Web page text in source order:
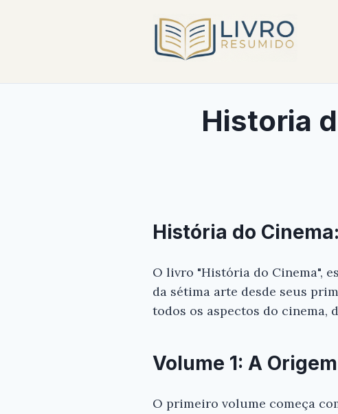
Historia
História do
O livro "História do Cinema",
da sétima arte desde seus
todos os aspectos do cinema,
Volume 1: A
O primeiro volume começa